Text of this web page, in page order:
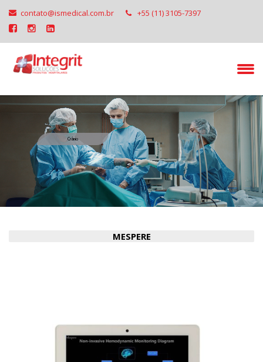
contato@ismedical.com.br +55 (11) 3105-7397
Crânio
MESPERE